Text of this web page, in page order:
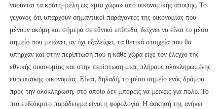
νοούνται τα κράτη-μέλη ως «μια χώρα» από οικονομικής άποψης. Το
γεγονός ότι υπάρχουν σημαντικοί παράγοντες της οικονομίας που
μένουν ακόμη και σήμερα σε εθνικό επίπεδο, δείχνει να είναι το μέσο
σημείο που μειώνει, αν όχι εξαλείφει, τα θετικά στοιχεία που θα
υπήρχαν και στην περίπτωση που η κάθε χώρα είχε τον έλεγχο της
εθνικής οικονομίας και στην περίπτωση μιας πλήρους ολοκληρωμένης
ευρωπαϊκής οικονομίας. Είναι, δηλαδή, το μέσο σημείο ενός δρόμου
προς την ολοκλήρωση, στο οποίο δεν μπορείς να μείνεις για πολύ. Το
πιο ευδιάκριτο παράδειγμα είναι η φορολογία. Η άσκησή της ανήκει